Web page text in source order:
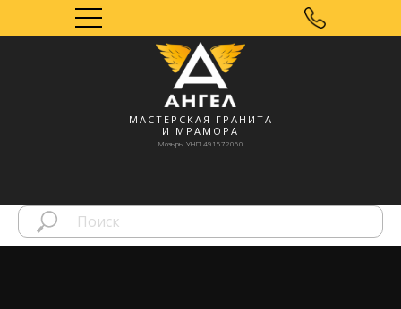
МАСТЕРСКАЯ ГРАНИТА
И МРАМОРА
Мозырь, УНП 491572060